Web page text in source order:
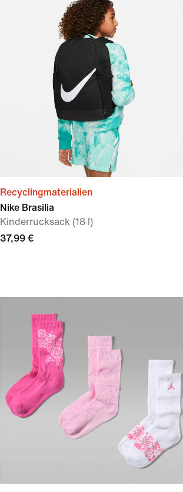
Recyclingmaterialien
Nike Brasilia
Kinderrucksack (18 l)
37,99 €